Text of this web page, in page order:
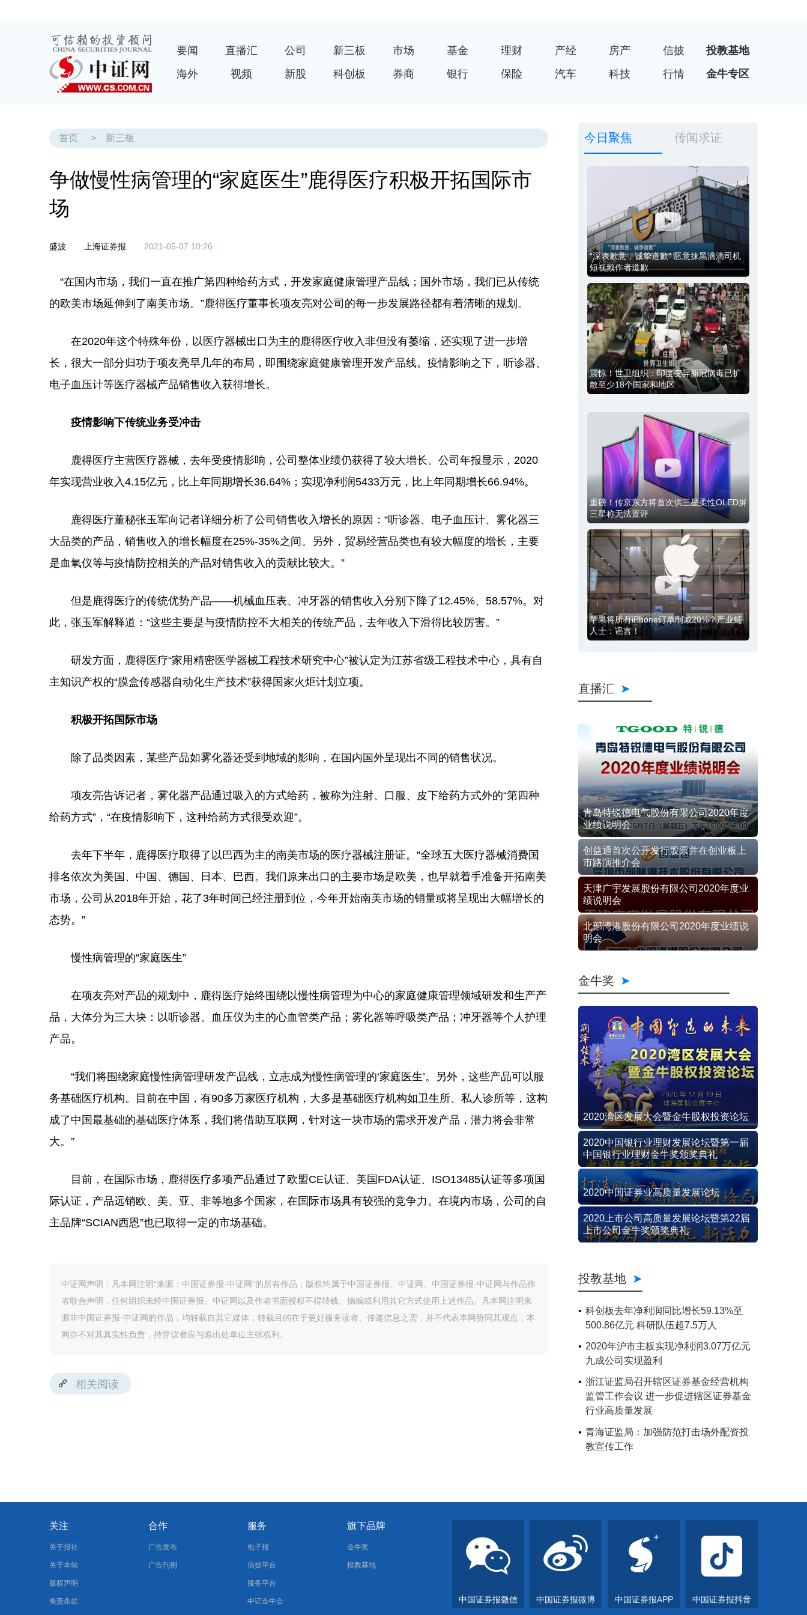
要闻 直播汇 公司 新三板 市场 基金 理财 产经 房产 信披
投教基地
海外
视频 新股 科创板 券商 银行 保险 汽车 科技 行情 金牛专区
首页 > 新三板
争做慢性病管理的“家庭医生”鹿得医疗积极开拓国际市
场
盛波 上海证券报 2021-05-07 10:26
“在国内市场，我们一直在推广第四种给药方式，开发家庭健康管理产品线；国外市场，我们已从传统
的欧美市场延伸到了南美市场。”鹿得医疗董事长项友亮对公司的每一步发展路径都有着清晰的规划。
在2020年这个特殊年份，以医疗器械出口为主的鹿得医疗收入非但没有萎缩，还实现了进一步增
长，很大一部分归功于项友亮早几年的布局，即围绕家庭健康管理开发产品线。疫情影响之下，听诊器、
电子血压计等医疗器械产品销售收入获得增长。
疫情影响下传统业务受冲击
鹿得医疗主营医疗器械，去年受疫情影响，公司整体业绩仍获得了较大增长。公司年报显示，2020
年实现营业收入4.15亿元，比上年同期增长36.64%；实现净利润5433万元，比上年同期增长66.94%。
鹿得医疗董秘张玉军向记者详细分析了公司销售收入增长的原因：“听诊器、电子血压计、雾化器三
大品类的产品，销售收入的增长幅度在25%-35%之间。另外，贸易经营品类也有较大幅度的增长，主要
是血氧仪等与疫情防控相关的产品对销售收入的贡献比较大。”
但是鹿得医疗的传统优势产品——机械血压表、冲牙器的销售收入分别下降了12.45%、58.57%。对
此，张玉军解释道：“这些主要是与疫情防控不大相关的传统产品，去年收入下滑得比较厉害。”
研发方面，鹿得医疗“家用精密医学器械工程技术研究中心”被认定为江苏省级工程技术中心，具有自
主知识产权的“膜盒传感器自动化生产技术”获得国家火炬计划立项。
积极开拓国际市场
除了品类因素，某些产品如雾化器还受到地域的影响，在国内国外呈现出不同的销售状况。
项友亮告诉记者，雾化器产品通过吸入的方式给药，被称为注射、口服、皮下给药方式外的“第四种
给药方式”，“在疫情影响下，这种给药方式很受欢迎”。
去年下半年，鹿得医疗取得了以巴西为主的南美市场的医疗器械注册证。“全球五大医疗器械消费国
排名依次为美国、中国、德国、日本、巴西。我们原来出口的主要市场是欧美，也早就着手准备开拓南美
市场，公司从2018年开始，花了3年时间已经注册到位，今年开始南美市场的销量或将呈现出大幅增长的
态势。”
慢性病管理的“家庭医生”
在项友亮对产品的规划中，鹿得医疗始终围绕以慢性病管理为中心的家庭健康管理领域研发和生产产
品，大体分为三大块：以听诊器、血压仪为主的心血管类产品；雾化器等呼吸类产品；冲牙器等个人护理
产品。
“我们将围绕家庭慢性病管理研发产品线，立志成为慢性病管理的‘家庭医生’。另外，这些产品可以服
务基础医疗机构。目前在中国，有90多万家医疗机构，大多是基础医疗机构如卫生所、私人诊所等，这构
成了中国最基础的基础医疗体系，我们将借助互联网，针对这一块市场的需求开发产品，潜力将会非常
大。”
目前，在国际市场，鹿得医疗多项产品通过了欧盟CE认证、美国FDA认证、ISO13485认证等多项国
际认证，产品远销欧、美、亚、非等地多个国家，在国际市场具有较强的竞争力。在境内市场，公司的自
主品牌“SCIAN西恩”也已取得一定的市场基础。
中证网声明：凡本网注明“来源：中国证券报·中证网”的所有作品，版权均属于中国证券报、中证网。中国证券报·中证网与作品作
者联合声明，任何组织未经中国证券报、中证网以及作者书面授权不得转载、摘编或利用其它方式使用上述作品。凡本网注明来
源非中国证券报·中证网的作品，均转载自其它媒体，转载目的在于更好服务读者、传递信息之需，并不代表本网赞同其观点，本
网亦不对其真实性负责，持异议者应与原出处单位主张权利。
相关阅读
今日聚焦 传闻求证
“深表歉意，诚挚道歉” 恶意抹黑滴滴司机
短视频作者道歉
震惊！世卫组织：印度变异新冠病毒已扩
散至少18个国家和地区
重磅！传京东方将首次供三星柔性OLED屏
三星称无法置评
苹果将所有iPhone订单削减20%？产业链
人士：谣言！
直播汇
青岛特锐德电气股份有限公司2020年度
业绩说明会
创益通首次公开发行股票并在创业板上
市路演推介会
天津广宇发展股份有限公司2020年度业
绩说明会
北部湾港股份有限公司2020年度业绩说
明会
金牛奖
2020湾区发展大会暨金牛股权投资论坛
2020中国银行业理财发展论坛暨第一届
中国银行业理财金牛奖颁奖典礼
2020中国证券业高质量发展论坛
2020上市公司高质量发展论坛暨第22届
上市公司金牛奖颁奖典礼
投教基地
科创板去年净利润同比增长59.13%至
500.86亿元 科研队伍超7.5万人
2020年沪市主板实现净利润3.07万亿元
九成公司实现盈利
浙江证监局召开辖区证券基金经营机构
监管工作会议 进一步促进辖区证券基金
行业高质量发展
青海证监局：加强防范打击场外配资投
教宣传工作
关注
关于报社
关于本站
版权声明
免责条款
合作
广告发布
广告刊例
服务
电子报
信披平台
服务平台
中证金牛会
旗下品牌
金牛奖
投教基地
中国证券报微信 中国证券报微博 中国证券报APP 中国证券报抖音